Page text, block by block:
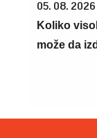
05. 08. 2026
Koliko
može da